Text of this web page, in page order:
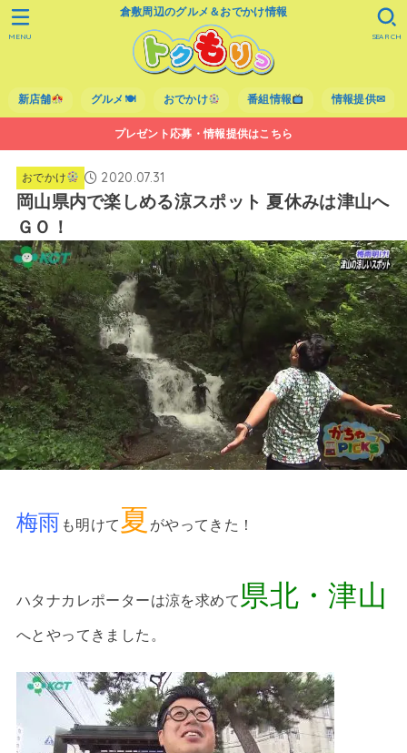
倉敷周辺のグルメ＆おでかけ情報
新店舗 グルメ🍽 おでかけ 番組情報 情報提供✉
SEARCH
MENU
プレゼント応募・情報提供はこちら
おでかけ 2020.07.31
岡山県内で楽しめる涼スポット 夏休みは津山へ
ＧＯ！
梅雨 も明けて夏 がやってきた！
ハタナカレポーターは涼を求めて 県北・津山
へとやってきました。